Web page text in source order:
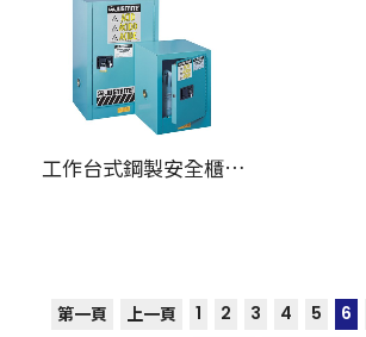
工作台式鋼製安全櫃和緊湊型安全櫃
第一頁 上一頁 1 2 3 4 5 6